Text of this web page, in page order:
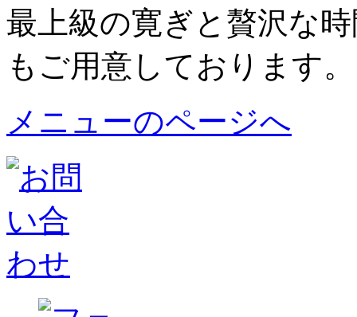
最上級の寛ぎと贅沢な
もご用意しております。
メニューのページへ